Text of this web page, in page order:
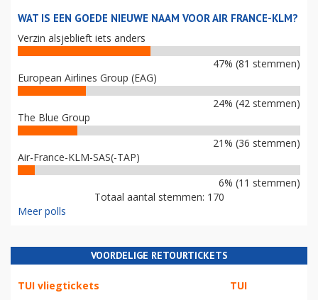
WAT IS EEN GOEDE NIEUWE NAAM VOOR AIR FRANCE-KLM?
Verzin alsjeblieft iets anders
47% (81 stemmen)
European Airlines Group (EAG)
24% (42 stemmen)
The Blue Group
21% (36 stemmen)
Air-France-KLM-SAS(-TAP)
6% (11 stemmen)
Totaal aantal stemmen: 170
Meer polls
VOORDELIGE RETOURTICKETS
TUI vliegtickets TUI